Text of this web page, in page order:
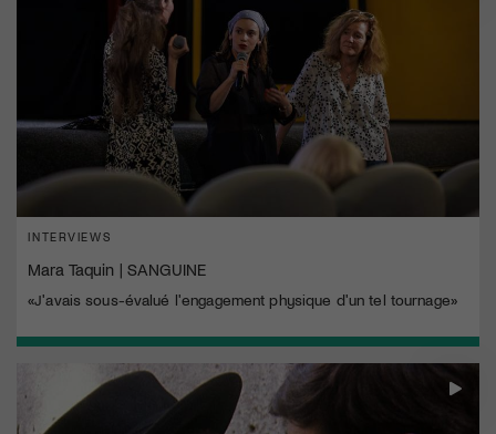
INTERVIEWS
Mara Taquin | SANGUINE
«J'avais sous-évalué l'engagement physique d'un tel tournage»